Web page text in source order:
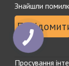
Знайшли
Просування